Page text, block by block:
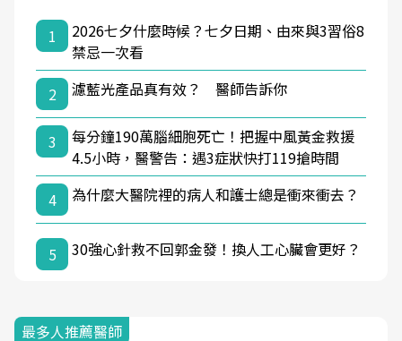
1
2026七夕什麼時候？七夕日期、由來與3習俗8
禁忌一次看
2
濾藍光產品真有效？ 醫師告訴你
3
每分鐘190萬腦細胞死亡！把握中風黃金救援
4.5小時，醫警告：遇3症狀快打119搶時間
4
為什麼大醫院裡的病人和護士總是衝來衝去？
5 30強心針救不回郭金發！換人工心臟會更好？
最多人推薦醫師